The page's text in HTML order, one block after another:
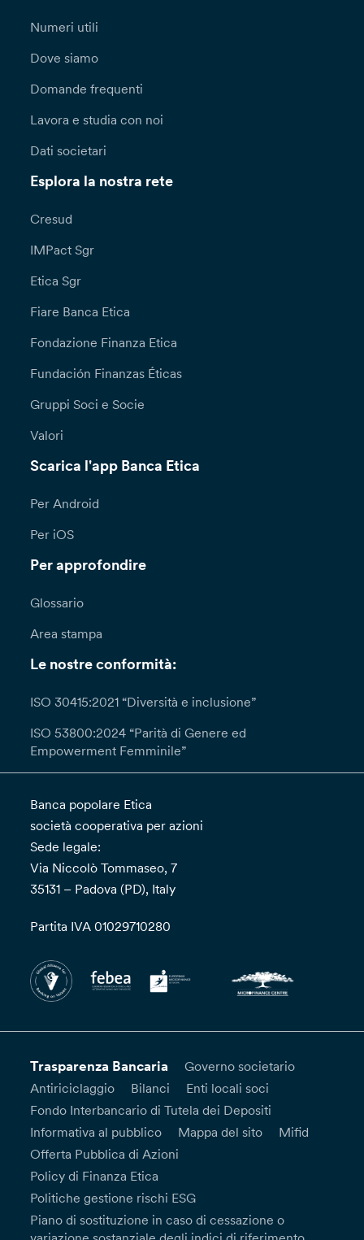
Numeri utili
Dove siamo
Domande frequenti
Lavora e studia con noi
Dati societari
Esplora la nostra rete
Cresud
IMPact Sgr
Etica Sgr
Fiare Banca Etica
Fondazione Finanza Etica
Fundación Finanzas Éticas
Gruppi Soci e Socie
Valori
Scarica l'app Banca Etica
Per Android
Per iOS
Per approfondire
Glossario
Area stampa
Le nostre conformità:
ISO 30415:2021 “Diversità e inclusione”
ISO 53800:2024 “Parità di Genere ed
Empowerment Femminile”
Banca popolare Etica
società cooperativa per azioni
Sede legale:
Via Niccolò Tommaseo, 7
35131 – Padova (PD), Italy
Partita IVA 01029710280
Trasparenza Bancaria
Governo societario
Antiriciclaggio
Bilanci
Enti locali soci
Fondo Interbancario di Tutela dei Depositi
Informativa al pubblico
Mappa del sito
Mifid
Offerta Pubblica di Azioni
Policy di Finanza Etica
Politiche gestione rischi ESG
Piano di sostituzione in caso di cessazione o